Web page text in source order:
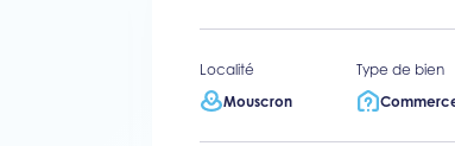
Localité
Mouscron
Type de bien